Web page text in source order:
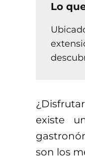
Lo
existe
son los